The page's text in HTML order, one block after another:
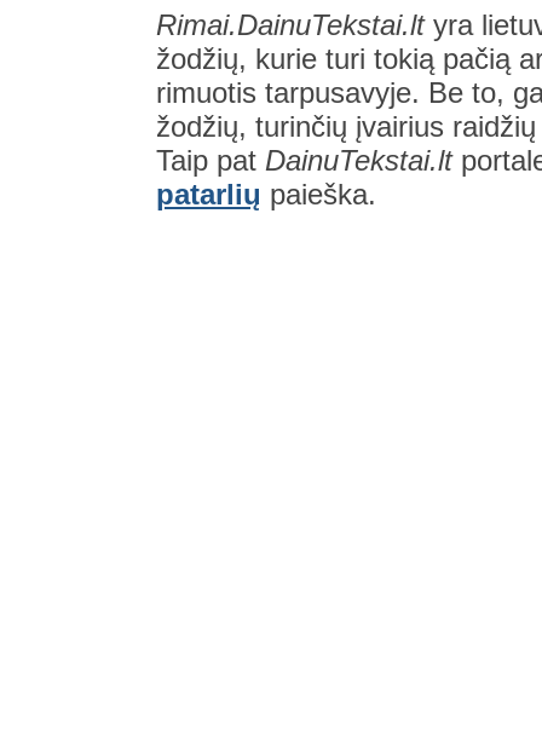
Rimai.DainuTekstai.ltyra
žodžių, kurie turi tokią pačią
rimuotis tarpusavyje. Be to,
žodžių, turinčių įvairius
Taip pat DainuTekstai.lt
patarlių paieška.